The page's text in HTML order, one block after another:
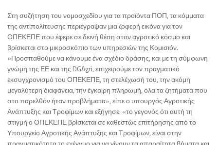
Στη συζήτηση του νομοσχεδίου για τα προϊόντα ΠΟΠ, τα κόμματα
της αντιπολίτευσης περιέγραψαν μια ζοφερή εικόνα για τον
ΟΠΕΚΕΠΕ που έφερε σε δεινή θέση στον αγροτικό κόσμο και
βρίσκεται στο μικροσκόπιο των υπηρεσιών της Κομισιόν.
«Προσπαθούμε να κάνουμε ένα σχέδιο δράσης, και με τη σύμφωνη
γνώμη της ΕΕ και της DGAgri, επιχειρούμε τον πραγματικό
εκσυγχρονισμό του ΟΠΕΚΕΠΕ, τη στελέχωσή του, την ακόμη
μεγαλύτερη διαφάνεια, την έγκαιρη πληρωμή, όλα τα ζητήματα που
στο παρελθόν ήταν προβλήματα», είπε ο υπουργός Αγροτικής
Ανάπτυξης και Τροφίμων και εξήγησε: «το γεγονός ότι αυτή τη
στιγμή ο ΟΠΕΚΕΠΕ βρίσκεται σε καθεστώς επιτήρησης από το
Υπουργείο Αγροτικής Ανάπτυξης και Τροφίμων, είναι στην